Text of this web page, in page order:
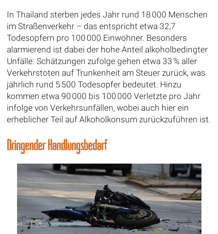
In Thailand sterben jedes Jahr rund 18 000 Menschen
im Straßenverkehr – das entspricht etwa 32,7
Todesopfern pro 100 000 Einwohner. Besonders
alarmierend ist dabei der hohe Anteil alkoholbedingter
Unfälle: Schätzungen zufolge gehen etwa 33 % aller
Verkehrstoten auf Trunkenheit am Steuer zurück, was
jährlich rund 5 500 Todesopfer bedeutet. Hinzu
kommen etwa 90 000 bis 100 000 Verletzte pro Jahr
infolge von Verkehrsunfällen, wobei auch hier ein
erheblicher Teil auf Alkoholkonsum zurückzuführen ist.
Dringender Handlungsbedarf